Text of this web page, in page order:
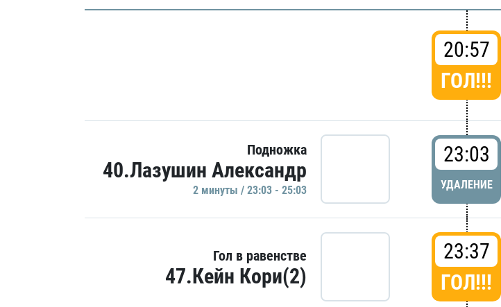
20:57
ГОЛ!!!
Подножка
40.Лазушин Александр
2 минуты / 23:03 - 25:03
23:03
УДАЛЕНИЕ
Гол в равенстве
47.Кейн Кори(2)
23:37
ГОЛ!!!